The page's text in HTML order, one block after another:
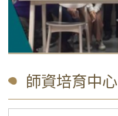
師資培育中心